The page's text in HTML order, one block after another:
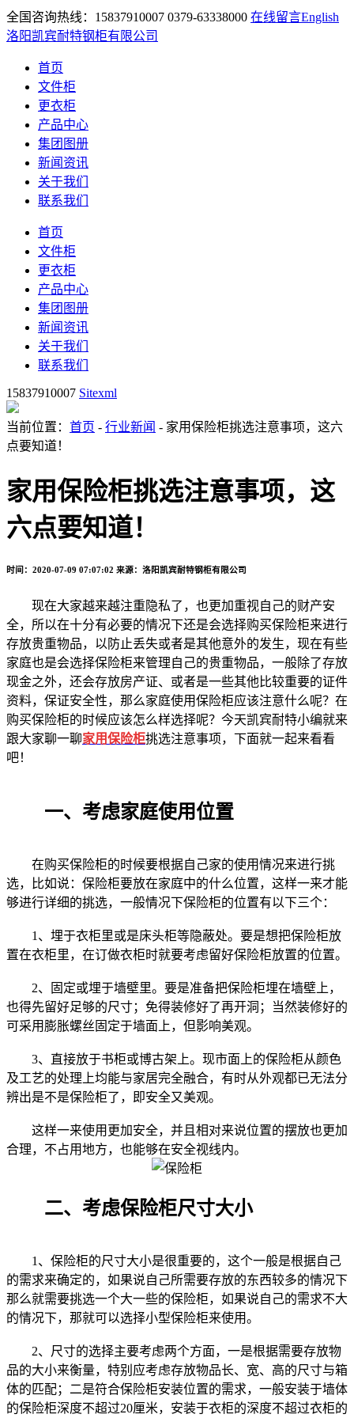
全国咨询热线：15837910007 0379-63338000 在线留言English
洛阳凯宾耐特钢柜有限公司
首页
文件柜
更衣柜
产品中心
集团图册
新闻资讯
关于我们
联系我们
首页
文件柜
更衣柜
产品中心
集团图册
新闻资讯
关于我们
联系我们
15837910007 Sitexml
当前位置： 首页 - 行业新闻 - 家用保险柜挑选注意事项，这六
点要知道！
家用保险柜挑选注意事项，这
六点要知道！
时间：2020-07-09 07:07:02 来源：洛阳凯宾耐特钢柜有限公司
现在大家越来越注重隐私了，也更加重视自己的财产安
全，所以在十分有必要的情况下还是会选择购买保险柜来进行
存放贵重物品，以防止丢失或者是其他意外的发生，现在有些
家庭也是会选择保险柜来管理自己的贵重物品，一般除了存放
现金之外，还会存放房产证、或者是一些其他比较重要的证件
资料，保证安全性，那么家庭使用保险柜应该注意什么呢？在
购买保险柜的时候应该怎么样选择呢？今天凯宾耐特小编就来
跟大家聊一聊家用保险柜挑选注意事项，下面就一起来看看
吧！
一、考虑家庭使用位置
在购买保险柜的时候要根据自己家的使用情况来进行挑
选，比如说：保险柜要放在家庭中的什么位置，这样一来才能
够进行详细的挑选，一般情况下保险柜的位置有以下三个：
1、埋于衣柜里或是床头柜等隐蔽处。要是想把保险柜放
置在衣柜里，在订做衣柜时就要考虑留好保险柜放置的位置。
2、固定或埋于墙壁里。要是准备把保险柜埋在墙壁上，
也得先留好足够的尺寸；免得装修好了再开洞；当然装修好的
可采用膨胀螺丝固定于墙面上，但影响美观。
3、直接放于书柜或博古架上。现市面上的保险柜从颜色
及工艺的处理上均能与家居完全融合，有时从外观都已无法分
辨出是不是保险柜了，即安全又美观。
这样一来使用更加安全，并且相对来说位置的摆放也更加
合理，不占用地方，也能够在安全视线内。
二、考虑保险柜尺寸大小
1、保险柜的尺寸大小是很重要的，这个一般是根据自己
的需求来确定的，如果说自己所需要存放的东西较多的情况下
那么就需要挑选一个大一些的保险柜，如果说自己的需求不大
的情况下，那就可以选择小型保险柜来使用。
2、尺寸的选择主要考虑两个方面，一是根据需要存放物
品的大小来衡量，特别应考虑存放物品长、宽、高的尺寸与箱
体的匹配；二是符合保险柜安装位置的需求，一般安装于墙体
的保险柜深度不超过20厘米，安装于衣柜的深度不超过衣柜的